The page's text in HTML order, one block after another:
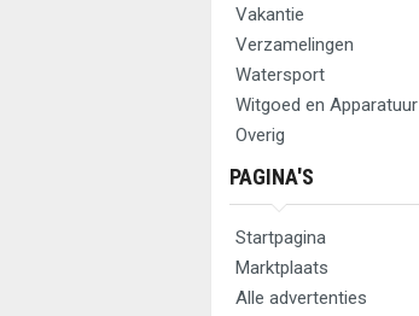
Vakantie
Verzamelingen
Watersport
Witgoed en Apparatuur
Overig
PAGINA'S
Startpagina
Marktplaats
Alle advertenties